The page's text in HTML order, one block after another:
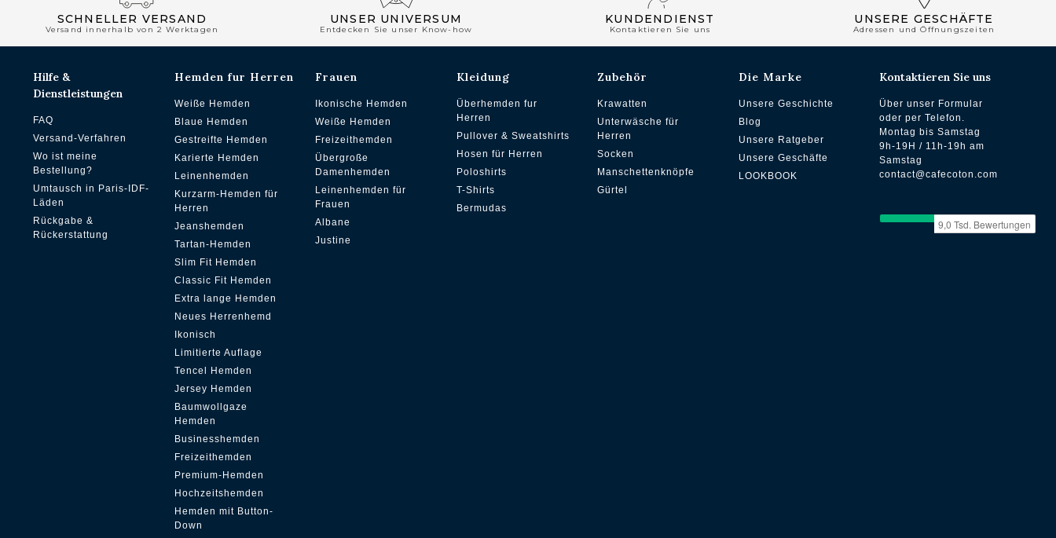
SCHNELLER VERSAND
Versand innerhalb von 2 Werktagen
UNSER UNIVERSUM
Entdecken Sie unser Know-how
KUNDENDIENST
Kontaktieren Sie uns
UNSERE GESCHÄFTE
Adressen und Öffnungszeiten
Hilfe &
Dienstleistungen
FAQ
Versand-Verfahren
Wo ist meine
Bestellung?
Umtausch in Paris-IDF-
Läden
Rückgabe &
Rückerstattung
Hemden fur Herren
Weiße Hemden
Blaue Hemden
Gestreifte Hemden
Karierte Hemden
Leinenhemden
Kurzarm-Hemden für
Herren
Jeanshemden
Tartan-Hemden
Slim Fit Hemden
Classic Fit Hemden
Extra lange Hemden
Neues Herrenhemd
Ikonisch
Limitierte Auflage
Tencel Hemden
Jersey Hemden
Baumwollgaze
Hemden
Businesshemden
Freizeithemden
Premium-Hemden
Hochzeitshemden
Hemden mit Button-
Down
Frauen
Ikonische Hemden
Weiße Hemden
Freizeithemden
Übergroße
Damenhemden
Leinenhemden für
Frauen
Albane
Justine
Kleidung
Überhemden fur
Herren
Pullover & Sweatshirts
Hosen für Herren
Poloshirts
T-Shirts
Bermudas
Zubehör
Krawatten
Unterwäsche für
Herren
Socken
Manschettenknöpfe
Gürtel
Die Marke
Unsere Geschichte
Blog
Unsere Ratgeber
Unsere Geschäfte
LOOKBOOK
Kontaktieren Sie uns
Über unser Formular
oder per Telefon.
Montag bis Samstag
9h-19H / 11h-19h am
Samstag
contact@cafecoton.com